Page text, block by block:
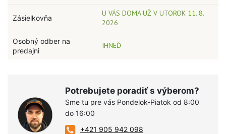
Zásielkovňa
U VÁS DOMA UŽ V UTOROK 11. 8.
2026
Osobný odber na
predajni
IHNEĎ
Potrebujete poradiť s výberom?
Sme tu pre vás Pondelok-Piatok od 8:00
do 16:00
+421 905 942 098